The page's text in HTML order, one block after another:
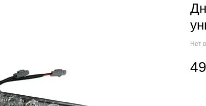
Нет